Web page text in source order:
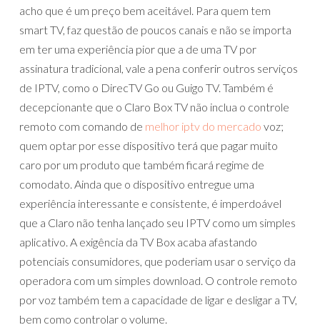
acho que é um preço bem aceitável. Para quem tem
smart TV, faz questão de poucos canais e não se importa
em ter uma experiência pior que a de uma TV por
assinatura tradicional, vale a pena conferir outros serviços
de IPTV, como o DirecTV Go ou Guigo TV. Também é
decepcionante que o Claro Box TV não inclua o controle
remoto com comando de melhor iptv do mercado voz;
quem optar por esse dispositivo terá que pagar muito
caro por um produto que também ficará regime de
comodato. Ainda que o dispositivo entregue uma
experiência interessante e consistente, é imperdoável
que a Claro não tenha lançado seu IPTV como um simples
aplicativo. A exigência da TV Box acaba afastando
potenciais consumidores, que poderiam usar o serviço da
operadora com um simples download. O controle remoto
por voz também tem a capacidade de ligar e desligar a TV,
bem como controlar o volume.